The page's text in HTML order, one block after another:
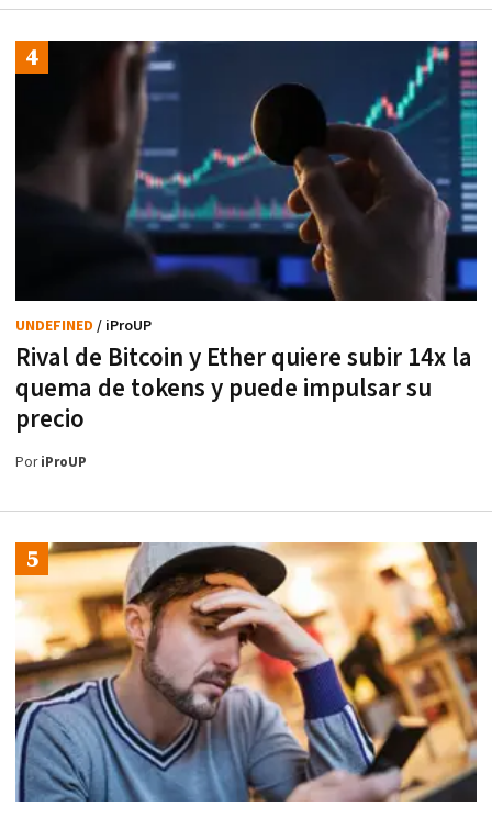
Rival de Bitcoin y Ether quiere subir 14x la
quema de tokens y puede impulsar su
precio
UNDEFINED / iProUP
PoriProUP